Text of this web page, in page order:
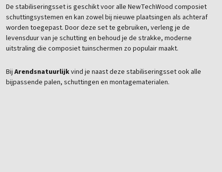
De stabiliseringsset is geschikt voor alle NewTechWood composiet
schuttingsystemen en kan zowel bij nieuwe plaatsingen als achteraf
worden toegepast. Door deze set te gebruiken, verleng je de
levensduur van je schutting en behoud je de strakke, moderne
uitstraling die composiet tuinschermen zo populair maakt.
Bij Arendsnatuurlijkvind je naast deze stabiliseringsset ook alle
bijpassende palen, schuttingen en montagematerialen.